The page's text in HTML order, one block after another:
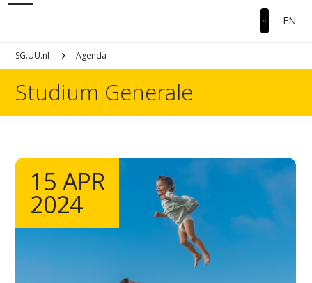
EN
SG.UU.nl Agenda
Studium Generale
15 APR
2024